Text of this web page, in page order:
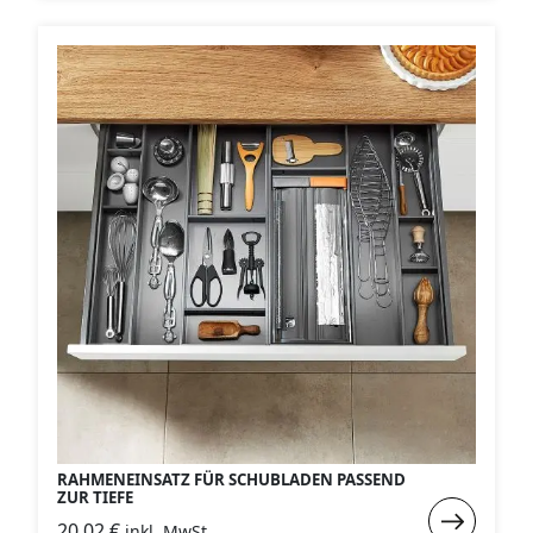
für
RAHMENEINSATZ FÜR SCHUBLADEN PASSEND
ZUR TIEFE